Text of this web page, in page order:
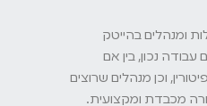
ומנהלים בהייטק
נכון, בין אם
וכן מנהלים שרוצים
מכבדת ומקצועית.